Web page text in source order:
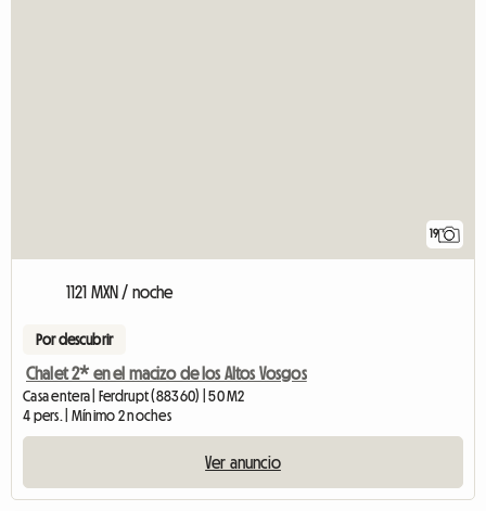
19
1121 MXN / noche
Por descubrir
Chalet 2* en el macizo de los Altos Vosgos
Casa entera | Ferdrupt (88360) | 50 M2
4 pers. | Mínimo 2 noches
Ver anuncio